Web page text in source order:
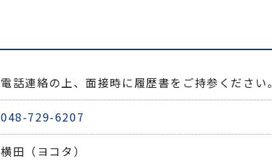
電話連絡の上、面接時に履歴書をご持参ください。
048-729-6207
横田（ヨコタ）